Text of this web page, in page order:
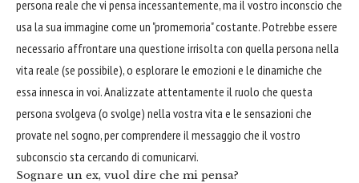
persona reale che vi pensa incessantemente, ma il vostro inconscio che
usa la sua immagine come un "promemoria" costante. Potrebbe essere
necessario affrontare una questione irrisolta con quella persona nella
vita reale (se possibile), o esplorare le emozioni e le dinamiche che
essa innesca in voi. Analizzate attentamente il ruolo che questa
persona svolgeva (o svolge) nella vostra vita e le sensazioni che
provate nel sogno, per comprendere il messaggio che il vostro
subconscio sta cercando di comunicarvi.
Sognare un ex, vuol dire che mi pensa?